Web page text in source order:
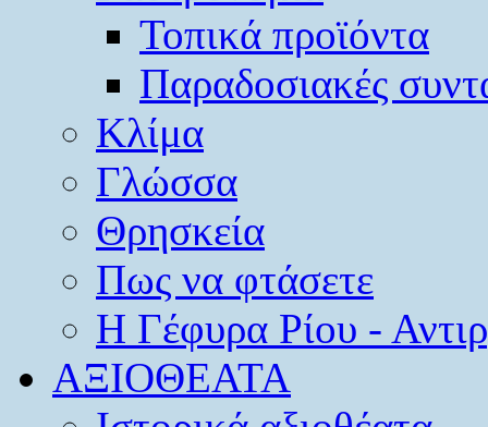
Τοπικά προϊόντα
Παραδοσιακές
Κλίμα
Γλώσσα
Θρησκεία
Πως να φτάσετε
Η Γέφυρα Ρίου -
ΑΞΙΟΘΕΑΤΑ